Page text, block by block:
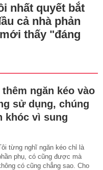
nhất quyết bắt
cả nhà phản
thấy "đáng
ngăn kéo vào
sử dụng, chúng
khóc vì sung
từng nghĩ ngăn kéo chỉ là
phụ, có cũng được mà
có cũng chẳng sao. Cho